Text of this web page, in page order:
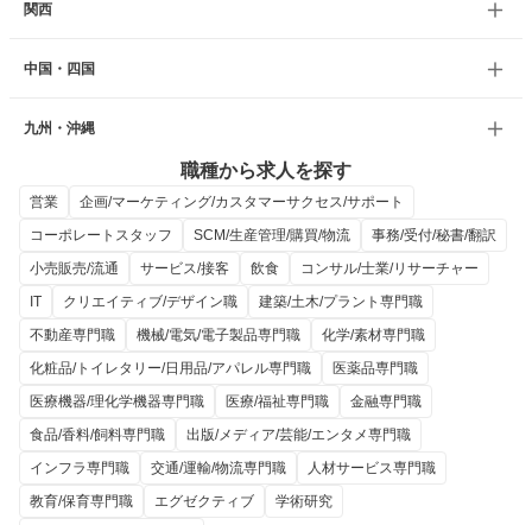
関西
中国・四国
九州・沖縄
職種から求人を探す
営業
企画/マーケティング/カスタマーサクセス/サポート
コーポレートスタッフ
SCM/生産管理/購買/物流
事務/受付/秘書/翻訳
小売販売/流通
サービス/接客 飲食
コンサル/士業/リサーチャー
IT
クリエイティブ/デザイン職
建築/土木/プラント専門職
不動産専門職
機械/電気/電子製品専門職
化学/素材専門職
化粧品/トイレタリー/日用品/アパレル専門職
医薬品専門職
医療機器/理化学機器専門職
医療/福祉専門職
金融専門職
食品/香料/飼料専門職
出版/メディア/芸能/エンタメ専門職
インフラ専門職
交通/運輸/物流専門職
人材サービス専門職
教育/保育専門職
エグゼクティブ
学術研究